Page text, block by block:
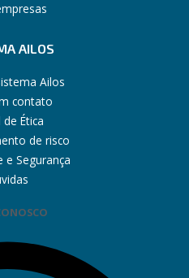
AILOS
Ailos
contato
de Ética
de risco
e Segurança